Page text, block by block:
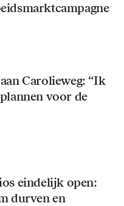
Carolieweg: “Ik
voor de
eindelijk open:
durven en